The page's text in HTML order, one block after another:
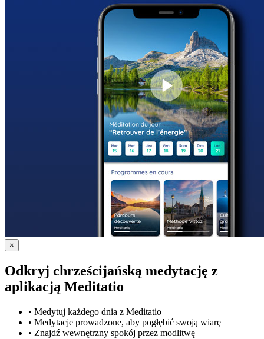
×
Odkryj chrześcijańską medytację z
aplikacją Meditatio
• Medytuj każdego dnia z Meditatio
• Medytacje prowadzone, aby pogłębić swoją wiarę
• Znajdź wewnętrzny spokój przez modlitwę